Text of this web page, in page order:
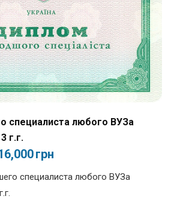
специалиста любого ВУЗа
г.г.
грн
специалиста любого ВУЗа